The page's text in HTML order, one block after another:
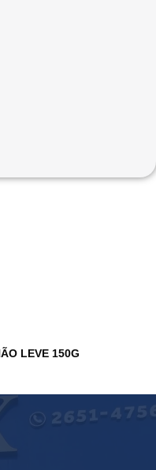
LEVE 150G